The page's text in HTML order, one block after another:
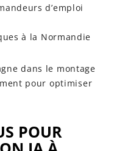
d’emploi
à la Normandie
dans le montage
pour optimiser
POUR